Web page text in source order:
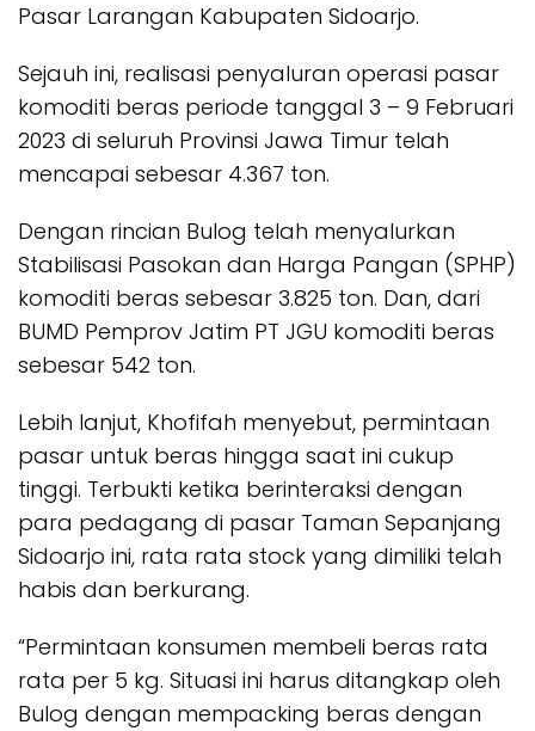
Pasar Larangan Kabupaten Sidoarjo.
Sejauh ini, realisasi penyaluran operasi pasar
komoditi beras periode tanggal 3 – 9 Februari
2023 di seluruh Provinsi Jawa Timur telah
mencapai sebesar 4.367 ton.
Dengan rincian Bulog telah menyalurkan
Stabilisasi Pasokan dan Harga Pangan (SPHP)
komoditi beras sebesar 3.825 ton. Dan, dari
BUMD Pemprov Jatim PT JGU komoditi beras
sebesar 542 ton.
Lebih lanjut, Khofifah menyebut, permintaan
pasar untuk beras hingga saat ini cukup
tinggi. Terbukti ketika berinteraksi dengan
para pedagang di pasar Taman Sepanjang
Sidoarjo ini, rata rata stock yang dimiliki telah
habis dan berkurang.
“Permintaan konsumen membeli beras rata
rata per 5 kg. Situasi ini harus ditangkap oleh
Bulog dengan mempacking beras dengan